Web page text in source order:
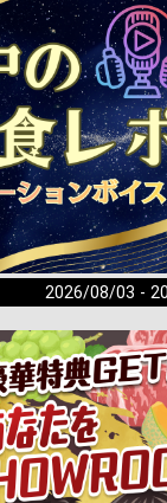
2026/08/03 -